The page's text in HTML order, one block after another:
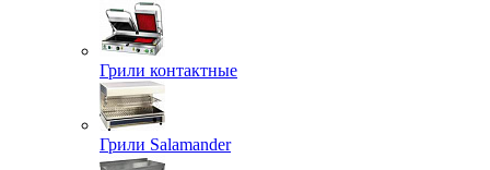
Грили контактные
Грили Salamander